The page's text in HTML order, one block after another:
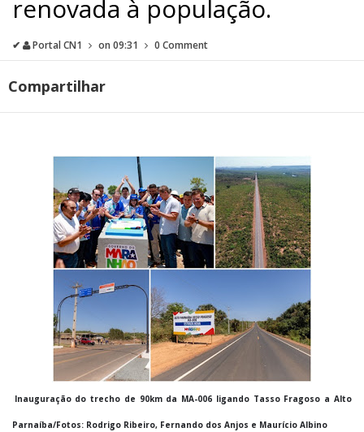
renovada à população.
✔ Portal CN1 on 09:31 0 Comment
Compartilhar
Inauguração do trecho de 90km da MA-006 ligando Tasso Fragoso a Alto
Parnaíba/Fotos: Rodrigo Ribeiro, Fernando dos Anjos e Maurício Albino